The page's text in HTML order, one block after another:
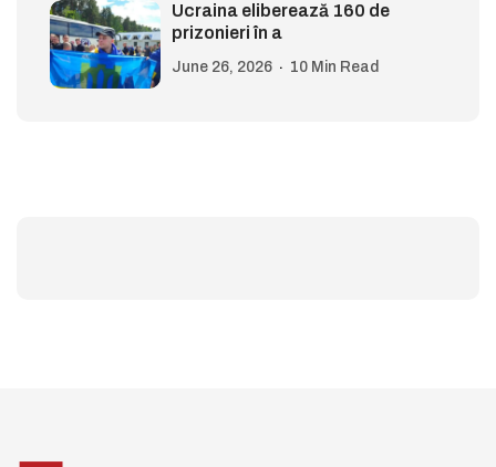
Ucraina eliberează 160 de
prizonieri în a
June 26, 2026 10 Min Read